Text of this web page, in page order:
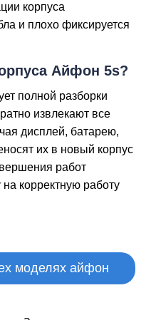
корпуса
и плохо фиксируется
Айфон 5s?
полной разборки
извлекают все
дисплей, батарею,
их в новый корпус
работ
корректную работу
моделях айфон